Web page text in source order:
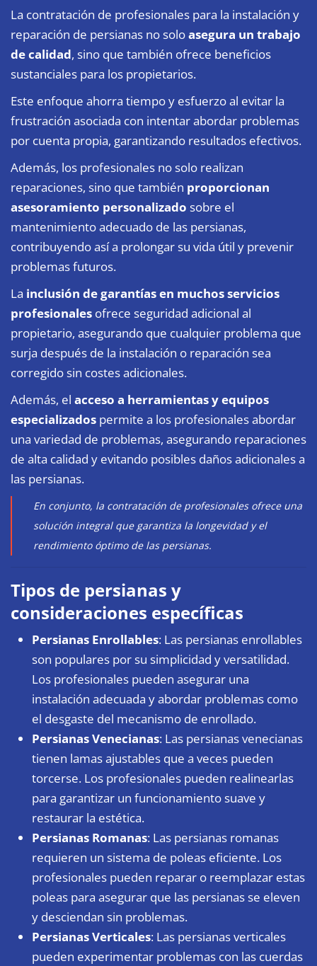
La contratación de profesionales para la instalación y
reparación de persianas no soloasegura un trabajo
de calidad, sino que también ofrece beneficios
sustanciales para los propietarios.
Este enfoque ahorra tiempo y esfuerzo al evitar la
frustración asociada con intentar abordar problemas
por cuenta propia, garantizando resultados efectivos.
Además, los profesionales no solo realizan
reparaciones, sino que también proporcionan
asesoramiento personalizado sobre el
mantenimiento adecuado de las persianas,
contribuyendo así a prolongar su vida útil y prevenir
problemas futuros.
La inclusión de garantías en muchos servicios
profesionales ofrece seguridad adicional al
propietario, asegurando que cualquier problema que
surja después de la instalación o reparación sea
corregido sin costes adicionales.
Además, el acceso a herramientas y equipos
especializados permite a los profesionales abordar
una variedad de problemas, asegurando reparaciones
de alta calidad y evitando posibles daños adicionales a
las persianas.
En conjunto, la contratación de profesionales ofrece una
solución integral que garantiza la longevidad y el
rendimiento óptimo de las persianas.
Tipos de persianas y
consideraciones específicas
Persianas Enrollables: Las persianas enrollables
son populares por su simplicidad y versatilidad.
Los profesionales pueden asegurar una
instalación adecuada y abordar problemas como
el desgaste del mecanismo de enrollado.
Persianas Venecianas: Las persianas venecianas
tienen lamas ajustables que a veces pueden
torcerse. Los profesionales pueden realinearlas
para garantizar un funcionamiento suave y
restaurar la estética.
Persianas Romanas: Las persianas romanas
requieren un sistema de poleas eficiente. Los
profesionales pueden reparar o reemplazar estas
poleas para asegurar que las persianas se eleven
y desciendan sin problemas.
Persianas Verticales: Las persianas verticales
pueden experimentar problemas con las cuerdas